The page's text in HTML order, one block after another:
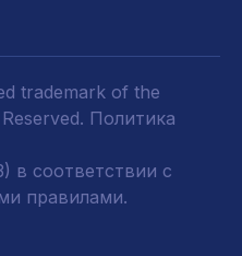
trademark of the
Политика
в соответствии с
правилами.